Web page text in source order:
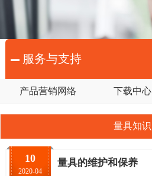
服务与支持
产品营销网络 下载中心
量具知识
10
2020-04
量具的维护和保养